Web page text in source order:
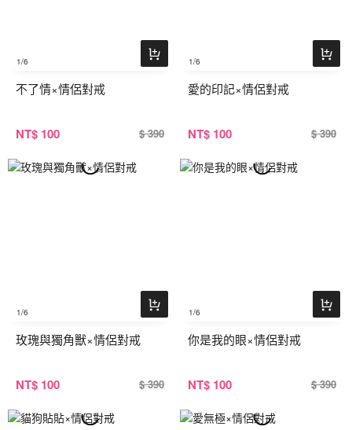
1/6
不了情×情侶對戒
NT$ 100 $ 390
1/6
愛的印記×情侶對戒
NT$ 100 $ 390
1/6
玫瑰與獨角獸×情侶對戒
NT$ 100 $ 390
1/6
你是我的眼×情侶對戒
NT$ 100 $ 390